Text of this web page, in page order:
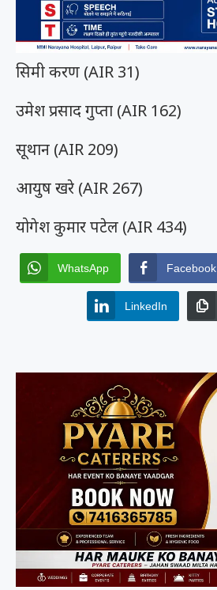
सिमी करण (AIR 31)
उमेश प्रसाद गुप्ता (AIR 162)
सूथान (AIR 209)
आयुष खरे (AIR 267)
योगेश कुमार पटेल (AIR 434)
WhatsApp Facebook
LinkedIn